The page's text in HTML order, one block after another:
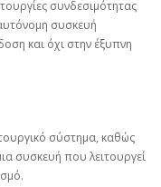
συνδεσιμότητας
συσκευή
και όχι στην έξυπνη
σύστημα, καθώς
συσκευή που λειτουργεί